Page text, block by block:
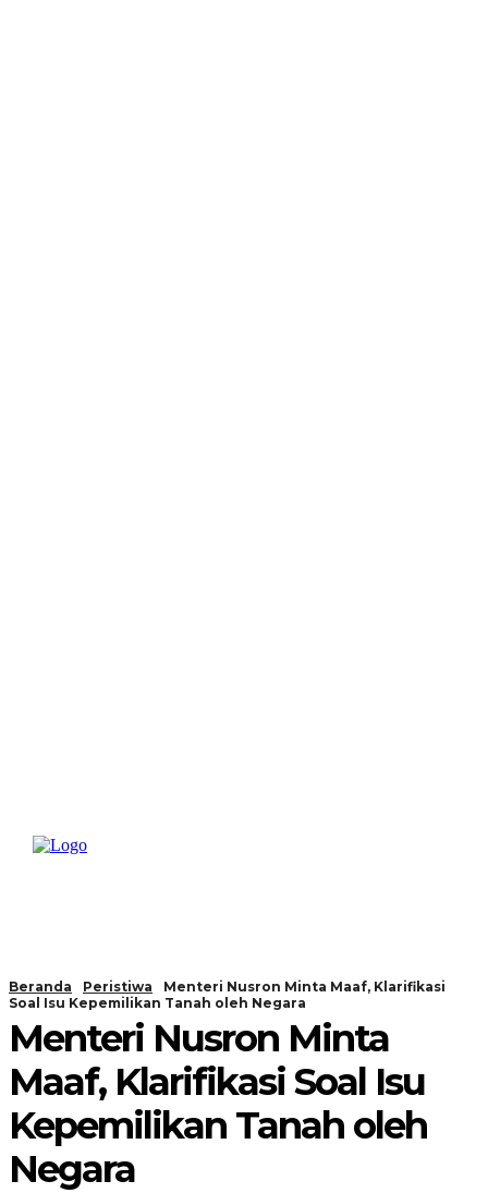
Beranda Peristiwa
Menteri Nusron Minta Maaf, Klarifikasi
Soal Isu Kepemilikan Tanah oleh Negara
Menteri Nusron Minta
Maaf, Klarifikasi Soal Isu
Kepemilikan Tanah oleh
Negara